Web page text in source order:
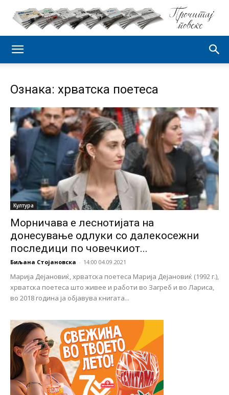
Ознака: хрватска поетеса
Култура
Морничава е леснотијата на
донесување одлуки со далекосежни
последици по човечкиот...
Биљана Стојановска - 14:00 04.09.2021
Марија Дејановиќ, хрватска поетеса Марија Дејановиќ (1992 г.),
хрватска поетеса што живее и работи во Загреб и во Лариса,
во 2018 година ја објавува книгата...